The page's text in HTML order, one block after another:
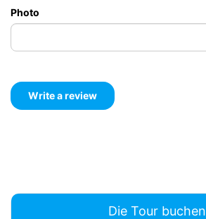
Photo
Die Tour buchen